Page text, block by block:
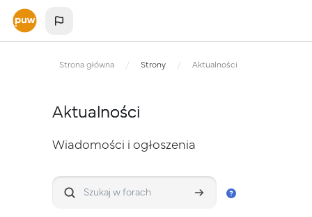
Przejdź do głównej zawartości
Strona główna Strony Aktualności
Aktualności
Wiadomości i ogłoszenia
Wymagania zaliczenia
Szukaj w forach
Szukaj w forach